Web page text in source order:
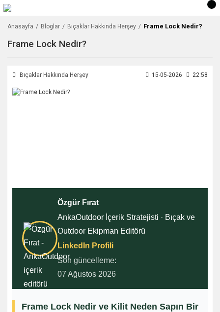
Anasayfa Bloglar Bıçaklar Hakkında Herşey Frame Lock Nedir?
Frame Lock Nedir?
Bıçaklar Hakkında Herşey 15-05-2026 22:58
Özgür Fırat
AnkaOutdoor İçerik Stratejisti · Bıçak ve
Outdoor Ekipman Editörü
LinkedIn Profili
Son güncelleme:
07 Ağustos 2026
Frame Lock Nedir ve Kilit Neden Sapın Bir